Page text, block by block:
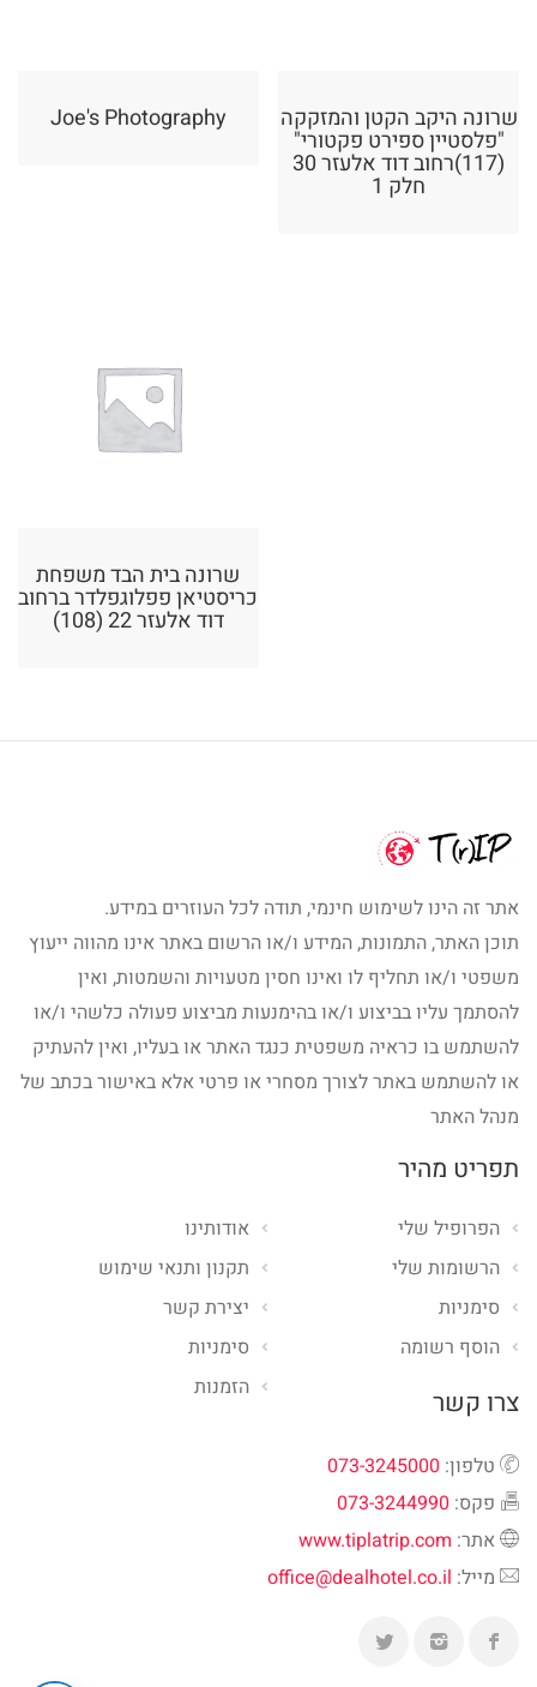
Joe's Photography שרונה היקב הקטן והמזקקה
"פלסטיין ספירט פקטורי"
(117)רחוב דוד אלעזר 30
חלק 1
שרונה בית הבד משפחת
כריסטיאן פפלוגפלדר ברחוב
דוד אלעזר 22 (108)
אתר זה הינו לשימוש חינמי, תודה לכל העוזרים במידע.
תוכן האתר, התמונות, המידע ו/או הרשום באתר אינו מהווה ייעוץ
משפטי ו/או תחליף לו ואינו חסין מטעויות והשמטות, ואין
להסתמך עליו בביצוע ו/או בהימנעות מביצוע פעולה כלשהי ו/או
להשתמש בו כראיה משפטית כנגד האתר או בעליו, ואין להעתיק
או להשתמש באתר לצורך מסחרי או פרטי אלא באישור בכתב של
מנהל האתר
תפריט מהיר
אודותינו
תקנון ותנאי שימוש
יצירת קשר
סימניות
הזמנות
הפרופיל שלי
הרשומות שלי
סימניות
הוסף רשומה
צרו קשר
טלפון: 073-3245000
פקס: 073-3244990
אתר: www.tiplatrip.com
מייל: office@dealhotel.co.il